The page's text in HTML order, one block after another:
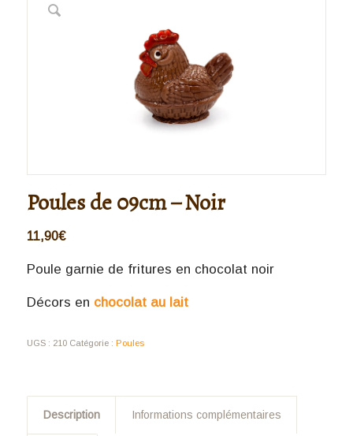
Poules de 09cm – Noir
11,90€
Poule garnie de fritures en chocolat noir
Décors en chocolat au lait
UGS : 210 Catégorie : Poules
Description Informations complémentaires